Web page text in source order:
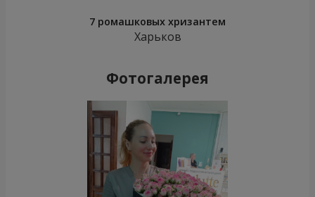
7 ромашковых хризантем
Харьков
Фотогалерея